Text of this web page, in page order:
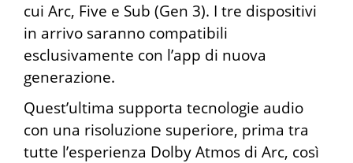
cui Arc, Five e Sub (Gen 3). I tre dispositivi
in arrivo saranno compatibili
esclusivamente con l’app di nuova
generazione.
Quest’ultima supporta tecnologie audio
con una risoluzione superiore, prima tra
tutte l’esperienza Dolby Atmos di Arc, così